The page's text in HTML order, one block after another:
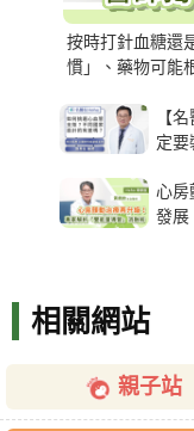
按時打針血糖還
慣」、藥物可能
【
定要
心房
發展
相關網站
親子站